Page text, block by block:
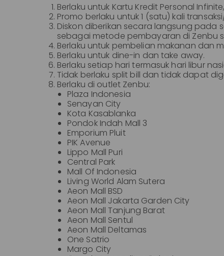
Berlaku untuk Kartu Kredit Personal
Promo berlaku untuk 1 (satu) kali
Diskon diberikan secara langsung pada
sebagai metode pembayaran di Zenbu
Berlaku untuk pembelian makanan dan
Berlaku untuk dine-in dan take away.
Berlaku setiap hari termasuk hari libur
Tidak berlaku split bill dan tidak dapat
Berlaku di outlet Zenbu:
Plaza Indonesia
Senayan City
Kota Kasablanka
Pondok Indah Mall 3
Emporium Pluit
PIK Avenue
Lippo Mall Puri
Central Park
Mall Of Indonesia
Living World Alam Sutera
Aeon Mall BSD
Aeon Mall Jakarta Garden City
Aeon Mall Tanjung Barat
Aeon Mall Sentul
Aeon Mall Deltamas
One Satrio
Margo City